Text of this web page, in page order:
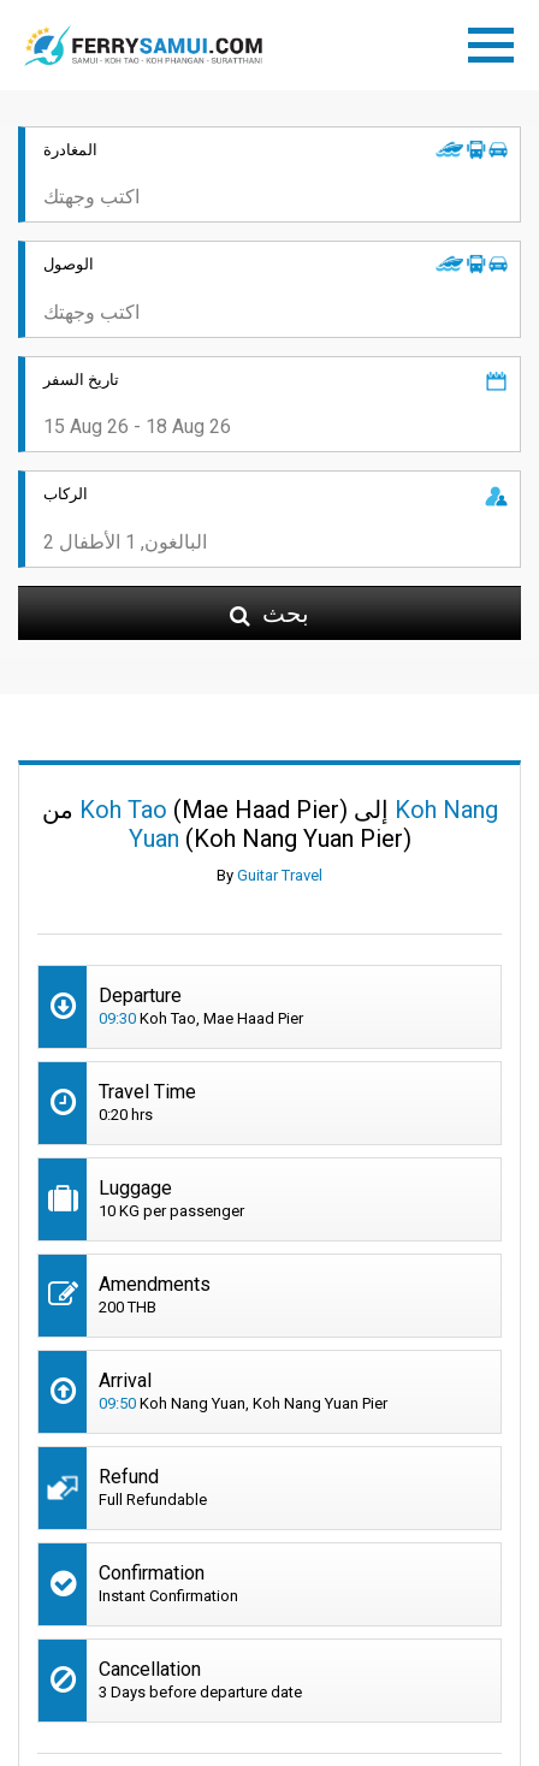
المغادرة
الوصول
تاريخ السفر
الركاب
بحث
Koh Tao
Koh Nang
Yuan (Koh Nang Yuan Pier)
By Guitar Travel
Departure
09:30 Koh Tao, Mae Haad Pier
Travel Time
0:20 hrs
Luggage
10 KG per passenger
Amendments
200 THB
Arrival
09:50 Koh Nang Yuan, Koh Nang Yuan Pier
Refund
Full Refundable
Confirmation
Instant Confirmation
Cancellation
3 Days before departure date